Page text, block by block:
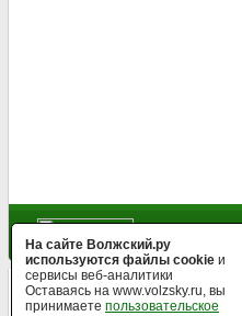
На сайте Волжский.ру
используются файлы cookie и
сервисы веб-аналитики
Оставаясь на www.volzsky.ru, вы
принимаете пользовательское